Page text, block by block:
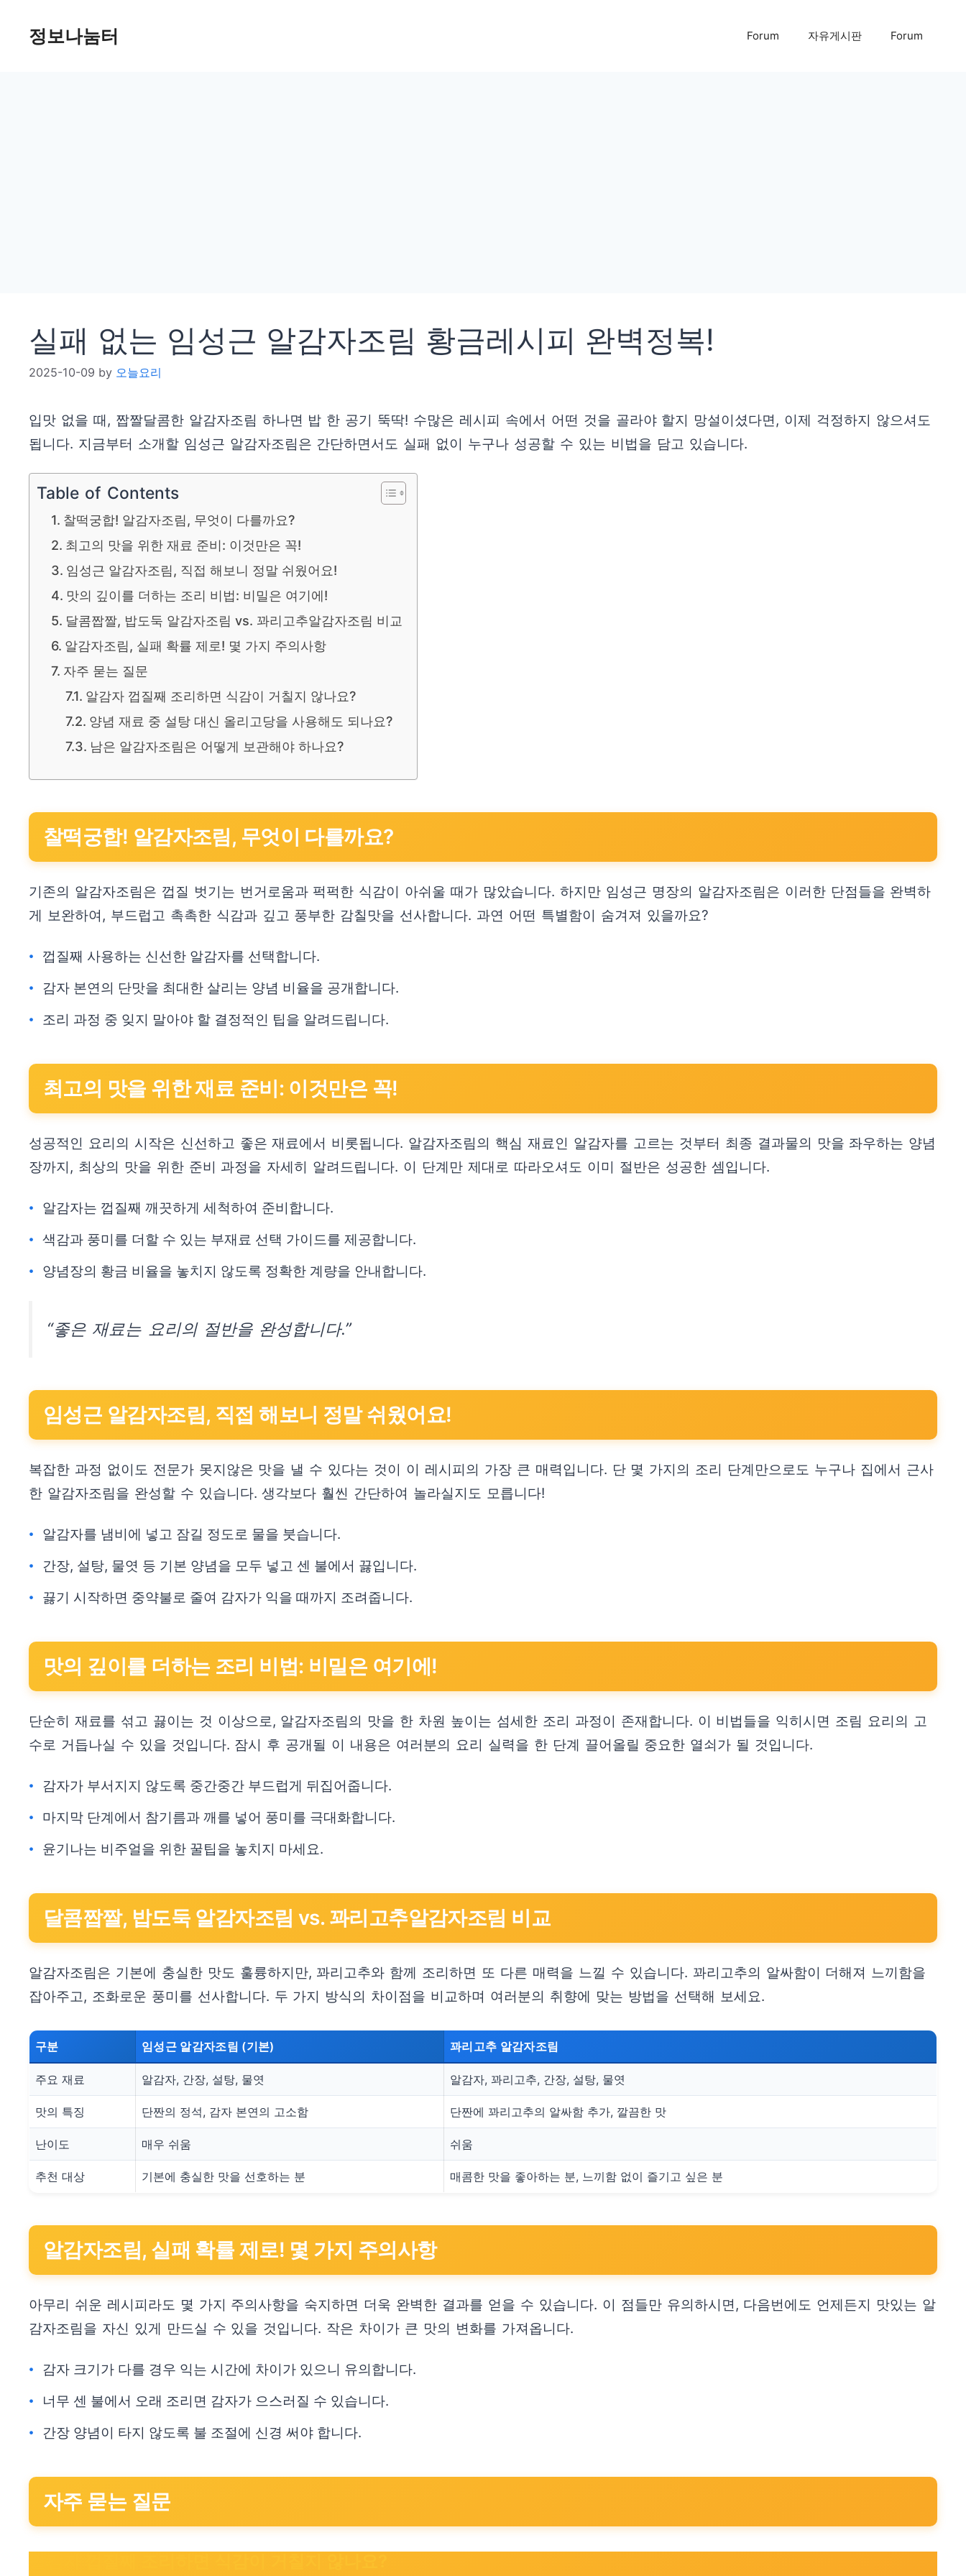
정보나눔터 Forum 자유게시판 Forum
실패 없는 임성근 알감자조림 황금레시피 완벽정복!
2025-10-09 by 오늘요리
입맛 없을 때, 짭짤달콤한 알감자조림 하나면 밥 한 공기 뚝딱! 수많은 레시피 속에서 어떤 것을 골라야 할지 망설이셨다면, 이제 걱정하지 않으셔도
됩니다. 지금부터 소개할 임성근 알감자조림은 간단하면서도 실패 없이 누구나 성공할 수 있는 비법을 담고 있습니다.
Table of Contents
찰떡궁합! 알감자조림, 무엇이 다를까요?
최고의 맛을 위한 재료 준비: 이것만은 꼭!
임성근 알감자조림, 직접 해보니 정말 쉬웠어요!
맛의 깊이를 더하는 조리 비법: 비밀은 여기에!
달콤짭짤, 밥도둑 알감자조림 vs. 꽈리고추알감자조림 비교
알감자조림, 실패 확률 제로! 몇 가지 주의사항
자주 묻는 질문
알감자 껍질째 조리하면 식감이 거칠지 않나요?
양념 재료 중 설탕 대신 올리고당을 사용해도 되나요?
남은 알감자조림은 어떻게 보관해야 하나요?
찰떡궁합! 알감자조림, 무엇이 다를까요?
기존의 알감자조림은 껍질 벗기는 번거로움과 퍽퍽한 식감이 아쉬울 때가 많았습니다. 하지만 임성근 명장의 알감자조림은 이러한 단점들을 완벽하
게 보완하여, 부드럽고 촉촉한 식감과 깊고 풍부한 감칠맛을 선사합니다. 과연 어떤 특별함이 숨겨져 있을까요?
껍질째 사용하는 신선한 알감자를 선택합니다.
감자 본연의 단맛을 최대한 살리는 양념 비율을 공개합니다.
조리 과정 중 잊지 말아야 할 결정적인 팁을 알려드립니다.
최고의 맛을 위한 재료 준비: 이것만은 꼭!
성공적인 요리의 시작은 신선하고 좋은 재료에서 비롯됩니다. 알감자조림의 핵심 재료인 알감자를 고르는 것부터 최종 결과물의 맛을 좌우하는 양념
장까지, 최상의 맛을 위한 준비 과정을 자세히 알려드립니다. 이 단계만 제대로 따라오셔도 이미 절반은 성공한 셈입니다.
알감자는 껍질째 깨끗하게 세척하여 준비합니다.
색감과 풍미를 더할 수 있는 부재료 선택 가이드를 제공합니다.
양념장의 황금 비율을 놓치지 않도록 정확한 계량을 안내합니다.
“좋은 재료는 요리의 절반을 완성합니다.”
임성근 알감자조림, 직접 해보니 정말 쉬웠어요!
복잡한 과정 없이도 전문가 못지않은 맛을 낼 수 있다는 것이 이 레시피의 가장 큰 매력입니다. 단 몇 가지의 조리 단계만으로도 누구나 집에서 근사
한 알감자조림을 완성할 수 있습니다. 생각보다 훨씬 간단하여 놀라실지도 모릅니다!
알감자를 냄비에 넣고 잠길 정도로 물을 붓습니다.
간장, 설탕, 물엿 등 기본 양념을 모두 넣고 센 불에서 끓입니다.
끓기 시작하면 중약불로 줄여 감자가 익을 때까지 조려줍니다.
맛의 깊이를 더하는 조리 비법: 비밀은 여기에!
단순히 재료를 섞고 끓이는 것 이상으로, 알감자조림의 맛을 한 차원 높이는 섬세한 조리 과정이 존재합니다. 이 비법들을 익히시면 조림 요리의 고
수로 거듭나실 수 있을 것입니다. 잠시 후 공개될 이 내용은 여러분의 요리 실력을 한 단계 끌어올릴 중요한 열쇠가 될 것입니다.
감자가 부서지지 않도록 중간중간 부드럽게 뒤집어줍니다.
마지막 단계에서 참기름과 깨를 넣어 풍미를 극대화합니다.
윤기나는 비주얼을 위한 꿀팁을 놓치지 마세요.
달콤짭짤, 밥도둑 알감자조림 vs. 꽈리고추알감자조림 비교
알감자조림은 기본에 충실한 맛도 훌륭하지만, 꽈리고추와 함께 조리하면 또 다른 매력을 느낄 수 있습니다. 꽈리고추의 알싸함이 더해져 느끼함을
잡아주고, 조화로운 풍미를 선사합니다. 두 가지 방식의 차이점을 비교하며 여러분의 취향에 맞는 방법을 선택해 보세요.
구분 임성근 알감자조림 (기본) 꽈리고추 알감자조림
주요 재료 알감자, 간장, 설탕, 물엿 알감자, 꽈리고추, 간장, 설탕, 물엿
맛의 특징 단짠의 정석, 감자 본연의 고소함 단짠에 꽈리고추의 알싸함 추가, 깔끔한 맛
난이도 매우 쉬움 쉬움
추천 대상 기본에 충실한 맛을 선호하는 분 매콤한 맛을 좋아하는 분, 느끼함 없이 즐기고 싶은 분
알감자조림, 실패 확률 제로! 몇 가지 주의사항
아무리 쉬운 레시피라도 몇 가지 주의사항을 숙지하면 더욱 완벽한 결과를 얻을 수 있습니다. 이 점들만 유의하시면, 다음번에도 언제든지 맛있는 알
감자조림을 자신 있게 만드실 수 있을 것입니다. 작은 차이가 큰 맛의 변화를 가져옵니다.
감자 크기가 다를 경우 익는 시간에 차이가 있으니 유의합니다.
너무 센 불에서 오래 조리면 감자가 으스러질 수 있습니다.
간장 양념이 타지 않도록 불 조절에 신경 써야 합니다.
자주 묻는 질문